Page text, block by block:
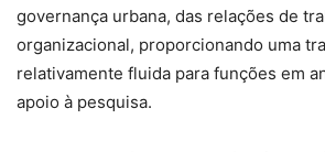
governança urbana, das relações de
organizacional, proporcionando uma
relativamente fluida para funções em
apoio à pesquisa.